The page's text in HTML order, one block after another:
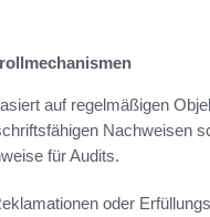
auf regelmäßigen
Nachweisen
für Audits.
oder